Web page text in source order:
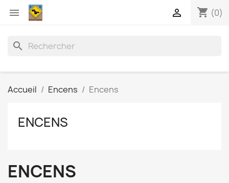
 shopping_cart (0)

search
Accueil Encens Encens
ENCENS
ENCENS